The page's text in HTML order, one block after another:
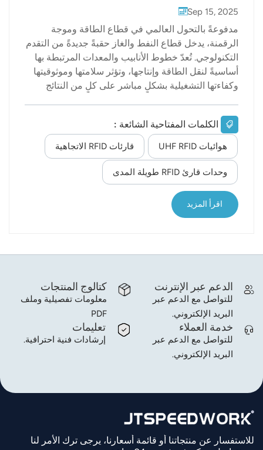
Ελληνικά
Melayu
Polski
Tiếng Việt
Indonesia
norsk
magyar
والغاز
Sep 15, 2025
مدفوعةً بالتحول العالمي في قطاع الطاقة وموجة
الرقمنة، يدخل قطاع النفط والغاز حقبةً جديدةً من التقدم
التكنولوجي. تُعدّ خطوط الأنابيب والمعدات المرتبطة بها
أساسيةً لنقل الطاقة وإنتاجها، وتؤثر سلامتها وموثوقيتها
وكفاءتها التشغيلية بشكلٍ مباشر على كلٍ من النتائج
عمليات الفحص اليدوية التقليدية تحدياتٍ مثل عدم
الكفاءة، وعدم اكتمال تسجيل البيانات، وارتفاع مخاطر
السلامة، مما يجعلها غير مناسبة لمتطلبات الإدارة الذكية
الحديثة. وقد برزت تقنية تحديد الهوية بموجات الراديو
(RFID) كحلٍ عملي، يدعم التحول الرقمي من خلال تعزيز
التحديات الحالية في عمليات التفتيش على النفط والغاز
غالبًا ما تمتد شبكات خطوط أنابيب النفط والغاز
الكلمات المفتاحية الشائعة :
هوائيات UHF RFID قارئات RFID الاتجاهية
وحدات قارئ RFID طويلة المدى
اقرأ المزيد
كتالوج المنتجات
معلومات تفصيلية وملف
PDF
الدعم عبر الإنترنت
للتواصل مع الدعم عبر
البريد الإلكتروني.
تعليمات
إرشادات فنية احترافية.
خدمة العملاء
للتواصل مع الدعم عبر
البريد الإلكتروني.
للاستفسار عن منتجاتنا أو قائمة أسعارنا، يرجى ترك الأمر لنا